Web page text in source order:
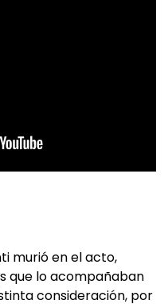
murió en el acto,
que lo acompañaban
consideración, por